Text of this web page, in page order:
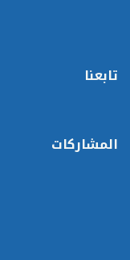
تابعنا
المشاركات